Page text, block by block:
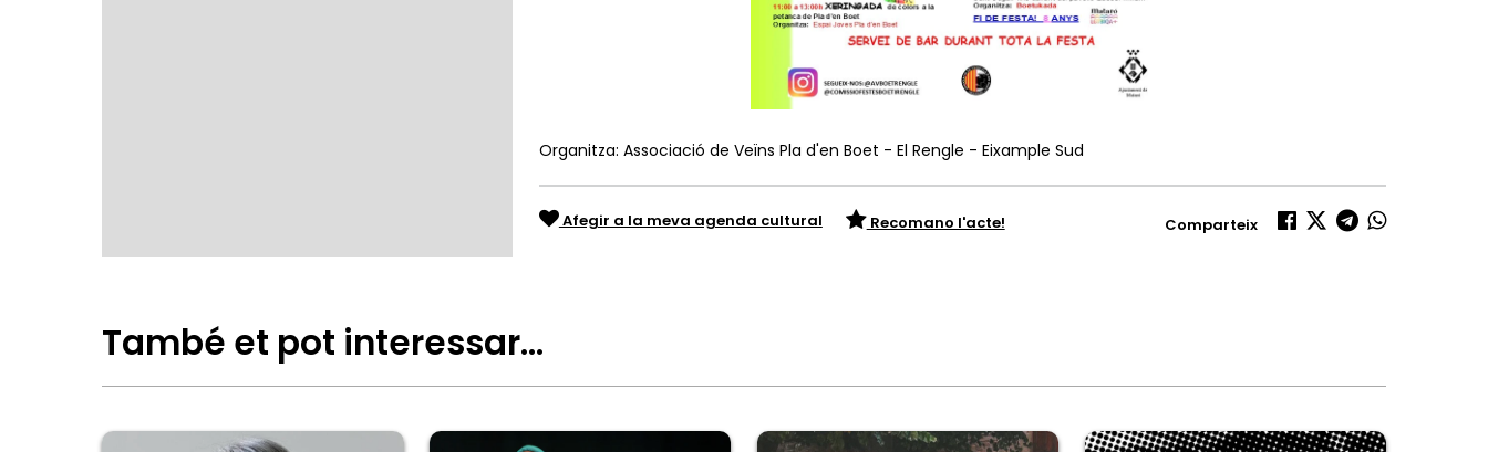
Organitza: Associació de Veïns Pla d'en Boet - El Rengle - Eixample Sud
Afegir a la meva agenda cultural Recomano l'acte! Comparteix
També et pot interessar…